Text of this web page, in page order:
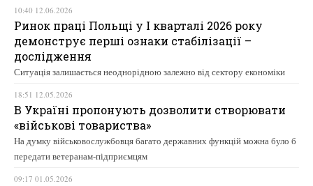
10:40 12.06.2026
Ринок праці Польщі у І кварталі 2026 року
демонструє перші ознаки стабілізації –
дослідження
Ситуація залишається неоднорідною залежно від сектору економіки
18:51 12.05.2026
В Україні пропонують дозволити створювати
«військові товариства»
На думку військовослужбовця багато державних функцій можна було б
передати ветеранам-підприємцям
09:17 01.05.2026